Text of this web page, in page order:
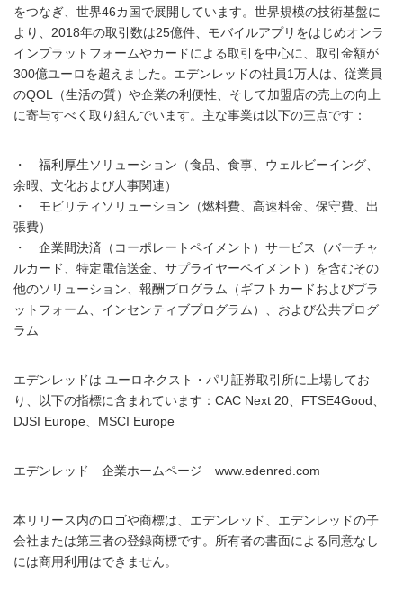
をつなぎ、世界46カ国で展開しています。世界規模の技術基盤に
より、2018年の取引数は25億件、モバイルアプリをはじめオンラ
インプラットフォームやカードによる取引を中心に、取引金額が
300億ユーロを超えました。エデンレッドの社員1万人は、従業員
のQOL（生活の質）や企業の利便性、そして加盟店の売上の向上
に寄与すべく取り組んでいます。主な事業は以下の三点です：
・ 福利厚生ソリューション（食品、食事、ウェルビーイング、
余暇、文化および人事関連）
・ モビリティソリューション（燃料費、高速料金、保守費、出
張費）
・ 企業間決済（コーポレートペイメント）サービス（バーチャ
ルカード、特定電信送金、サプライヤーペイメント）を含むその
他のソリューション、報酬プログラム（ギフトカードおよびプラ
ットフォーム、インセンティブプログラム）、および公共プログ
ラム
エデンレッドは ユーロネクスト・パリ証券取引所に上場してお
り、以下の指標に含まれています：CAC Next 20、FTSE4Good、
DJSI Europe、MSCI Europe
エデンレッド 企業ホームページ www.edenred.com
本リリース内のロゴや商標は、エデンレッド、エデンレッドの子
会社または第三者の登録商標です。所有者の書面による同意なし
には商用利用はできません。